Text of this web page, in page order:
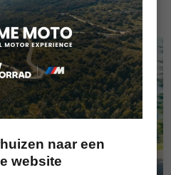
naar een
website